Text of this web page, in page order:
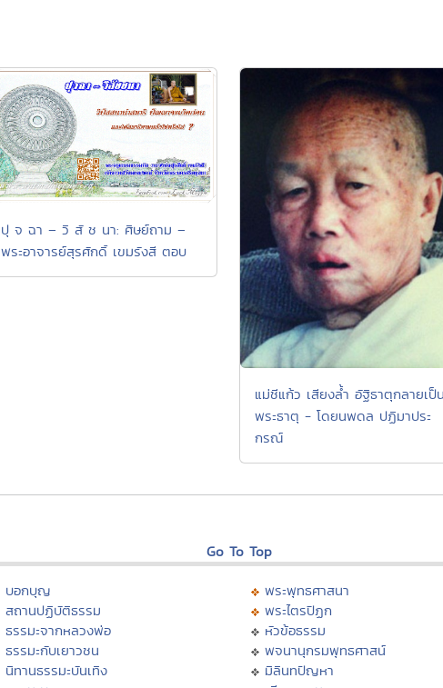
ปุ จ ฉา – วิ สั ช นา: ศิษย์ถาม –
พระอาจารย์สุรศักดิ์ เขมรังสี ตอบ
แม่ชีแก้ว เสียงล้ำ อัฐิธาตุกลายเป็
พระธาตุ - โดยนพดล ปฏิมาประ
กรณ์
Go To Top
บอกบุญ
สถานปฏิบัติธรรม
ธรรมะจากหลวงพ่อ
ธรรมะกับเยาวชน
นิทานธรรมะบันเทิง
พระพุทธศาสนา
พระไตรปิฏก
หัวข้อธรรม
พจนานุกรมพุทธศาสน์
มิลินทปัญหา